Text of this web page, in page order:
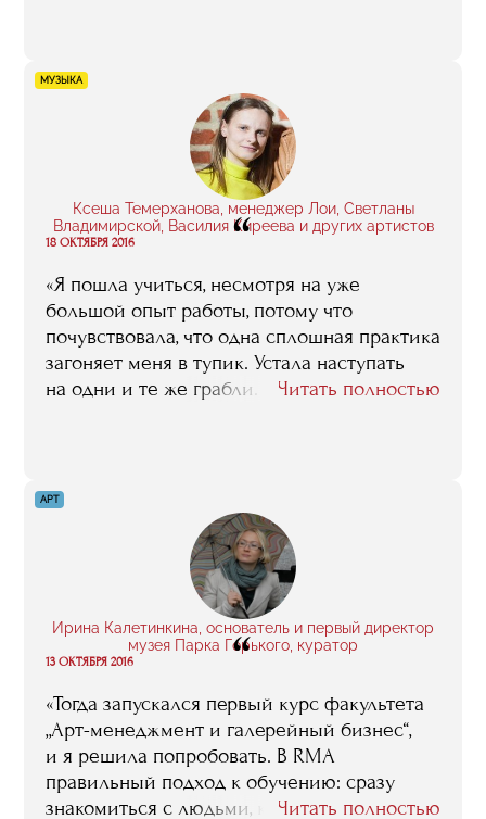
и именно это дело и будет моей
МУЗЫКА
Ксеша Темерханова, менеджер Лои, Светланы
Владимирской, Василия Киреева и других артистов
“
18 ОКТЯБРЯ 2016
«Я пошла учиться, несмотря на уже
большой опыт работы, потому что
почувствовала, что одна сплошная практика
загоняет меня в тупик. Устала наступать
на одни и те же грабли. Нужны были
недостающую информацию, которой мне
Читать полностью
АРТ
Ирина Калетинкина, основатель и первый директор
музея Парка Горького, куратор
“
13 ОКТЯБРЯ 2016
«Тогда запускался первый курс факультета
„Арт-менеджмент и галерейный бизнес“,
и я решила попробовать. В RMA
правильный подход к обучению: сразу
знакомиться с людьми, которыеЧитать полностью